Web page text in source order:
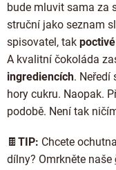
bude mluvit sama za
struční jako seznam
spisovatel, tak
A kvalitní čokoláda
ingrediencích. Neředí
hory cukru. Naopak.
podobě. Není tak
🍫 TIP: Chcete
dílny? Omrkněte naše